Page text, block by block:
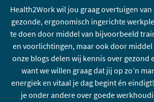
Health2Work wil jou graag overtuigen van
gezonde, ergonomisch ingerichte
te doen door middel van bijvoorbeeld
en voorlichtingen, maar ook door middel
onze blogs delen wij kennis over gezond
want we willen graag dat jij op zo’n
energiek en vitaal je dag begint én
je onder andere over goede